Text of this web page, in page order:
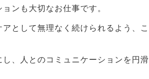
ンも大切なお仕事です。
として無理なく続けられるよう、こ
、人とのコミュニケーションを円滑